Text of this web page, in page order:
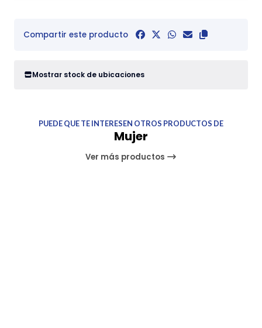
Compartir este producto
Mostrar stock de ubicaciones
PUEDE QUE TE INTERESEN OTROS PRODUCTOS DE
Mujer
Ver más productos